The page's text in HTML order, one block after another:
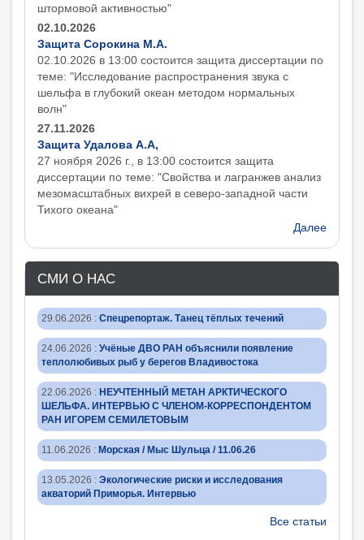
штормовой активностью"
02.10.2026
Защита Сорокина М.А.
02.10.2026 в 13:00 состоится защита диcсертации по
теме: "Исследование распространения звука с
шельфа в глубокий океан методом нормальных
волн"
27.11.2026
Защита Удалова А.А,
27 ноября 2026 г., в 13:00 состоится защита
диcсертации по теме: "Свойства и лагранжев анализ
мезомасштабных вихрей в северо-западной части
Тихого океана"
Далее
СМИ О НАС
29.06.2026 : Спецрепортаж. Танец тёплых течений
24.06.2026 : Учёные ДВО РАН объяснили появление
теплолюбивых рыб у берегов Владивостока
22.06.2026 : НЕУЧТЕННЫЙ МЕТАН АРКТИЧЕСКОГО
ШЕЛЬФА. ИНТЕРВЬЮ С ЧЛЕНОМ-КОРРЕСПОНДЕНТОМ
РАН ИГОРЕМ СЕМИЛЕТОВЫМ
11.06.2026 : Морская / Мыс Шульца / 11.06.26
13.05.2026 : Экологические риски и исследования
акваторий Приморья. Интервью
Все статьи